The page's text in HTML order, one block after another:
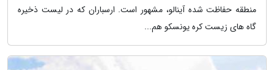
منطقه حفاظت شده آینالو، مشهور است. ارسباران که در لیست ذخیره
گاه های زیست کره یونسکو هم...